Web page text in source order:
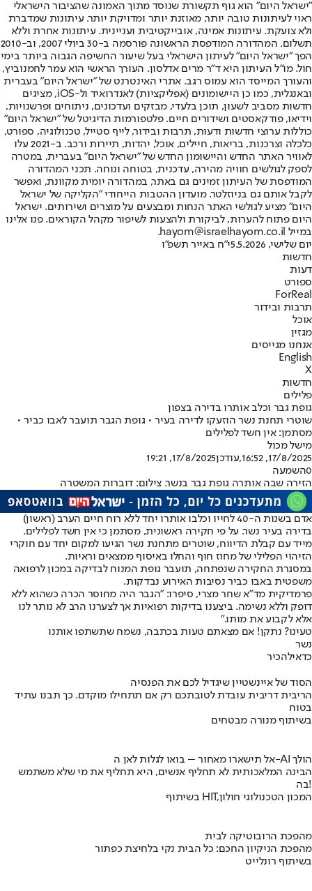
"ישראל היום" הוא גוף תקשורת שנוסד מתוך האמונה שהציבור הישראלי
ראוי לעיתונות טובה יותר, מאוזנת יותר ומדויקת יותר. עיתונות שמדברת
ולא צועקת. עיתונות אמינה, אובייקטיבית ועניינית. עיתונות אחרת וללא
תשלום. המהדורה המודפסת הראשונה פורסמה ב-30 ביולי 2007, וב-2010
הפך "ישראל היום" לעיתון הישראלי בעל שיעור החשיפה הגבוה ביותר בימי
חול. מו"ל העיתון היא ד"ר מרים אדלסון. העורך הראשי הוא עמר לחמנוביץ,
והעורך המייסד הוא עמוס רגב. אתרי האינטרנט של "ישראל היום" בעברית
ובאנגלית, כמו כן היישומונים (אפליקציות) לאנדרואיד ול-iOS, מציגים
חדשות מסביב לשעון, תוכן בלעדי, מבזקים ועדכונים, ניתוחים ופרשנויות,
וידיאו, פודקאסטים ושידורים חיים. פלטפורמות הדיגיטל של "ישראל היום"
כוללות ערוצי חדשות ודעות, תרבות ובידור, לייף סטייל, טכנולוגיה, ספורט,
כלכלה וצרכנות, בריאות, חיילים, אוכל, יהדות, תיירות ורכב. ב-2021 עלו
לאוויר האתר החדש והיישומון החדש של "ישראל היום" בעברית, במטרה
לספק לגולשים חוויה מהירה, עדכנית, בטוחה ונוחה. תכני המהדורה
המודפסת של העיתון זמינים גם באתר, במהדורה יומית מקוונת, ואפשר
לקבל אותם גם בניוזלטר. מועדון ההטבות הייחודי "הקליקה של ישראל
היום" מציע לגולשי האתר הנחות ומבצעים על מוצרים ושירותים. ישראל
היום פתוח להערות, לביקורת ולהצעות לשיפור מקהל הקוראים. פנו אלינו
במייל hayom@israelhayom.co.il.
יום שלישי, 5.5.2026
י"ח באייר תשפ"ו
חדשות
דעות
ספורט
ForReal
תרבות ובידור
אוכל
מגזין
אנחנו מגייסים
English
X
חדשות
פלילים
גופת גבר וכלב אותרו בדירה בצפון
שוטרי תחנת נשר הוזעקו לדירה בעיר • גופת הגבר תועבר לאבו כביר •
מסתמן: אין חשד לפלילים
מישל מכול
17/8/2025, 16:52
,עודכן17/8/2025, 19:21
0השמעה
הזירה שבה אותרה גופת גבר בנשר. צילום: דוברות המשטרה
אדם בשנות ה-40 לחייו וכלבו אותרו יחד ללא רוח חיים הערב (ראשון)
בדירה בעיר נשר. על פי חקירה ראשונית, מסתמן כי אין חשד לפלילים.
מייד עם קבלת הדיווח, שוטרים מתחנת נשר הגיעו למקום יחד עם חוקרי
הזיהוי הפלילי של מחוז חוף והחלו באיסוף ממצאים וראיות.
במסגרת החקירה שנפתחה, תועבר גופת המנוח לבדיקה במכון לרפואה
משפטית באבו כביר נסיבות האירוע נבדקות.
פרמדיקית מד"א שחר מצרי, סיפרו: "הגבר היה מחוסר הכרה כשהוא ללא
דופק וללא נשימה. ביצענו בדיקות רפואיות אך לצערנו הרב לא נותר לנו
אלא לקבוע את מותו."
טעינו? נתקן! אם מצאתם טעות בכתבה, נשמח שתשתפו אותנו
נשר
כדאילהכיר
הסוד של איינשטיין שיגדיל לכם את הפנסיה
הריבית דריבית עובדת לטובתכם רק אם תתחילו מוקדם. כך תבנו עתיד
בטוח
בשיתוף מנורה מבטחים
אל תישארו מאחור – בואו לגלות לאן ה-AI הולך
הבינה המלאכותית לא תחליף אנשים, היא תחליף את מי שלא משתמש
בה!
בשיתוף HIT,המכון הטכנולוגי חולון
מהפכת הרובוטיקה לבית
מהפכת הניקיון החכם: כל הבית נקי בלחיצת כפתור
בשיתוף רונלייט